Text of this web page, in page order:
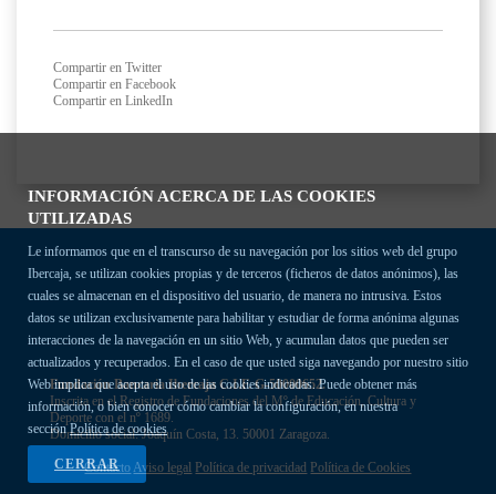
INFORMACIÓN ACERCA DE LAS COOKIES
UTILIZADAS
Le informamos que en el transcurso de su navegación por los sitios web del grupo
Ibercaja, se utilizan cookies propias y de terceros (ficheros de datos anónimos), las
cuales se almacenan en el dispositivo del usuario, de manera no intrusiva. Estos
datos se utilizan exclusivamente para habilitar y estudiar de forma anónima algunas
interacciones de la navegación en un sitio Web, y acumulan datos que pueden ser
actualizados y recuperados. En el caso de que usted siga navegando por nuestro sitio
Web implica que acepta el uso de las cookies indicadas. Puede obtener más
información, o bien conocer cómo cambiar la configuración, en nuestra
secciónPolítica de cookies
CERRAR
Compartir en Twitter
Compartir en Facebook
Compartir en LinkedIn
Fundación Bancaria Ibercaja C.I.F. G-50000652.
Inscrita en el Registro de Fundaciones del Mº de Educación, Cultura y
Deporte con el nº 1689.
Domicilio social: Joaquín Costa, 13. 50001 Zaragoza.
ContactoAviso legal Política de privacidad Política de Cookies